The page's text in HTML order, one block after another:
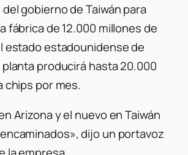
gobierno de Taiwán para
fábrica de 12.000 millones de
estado estadounidense de
planta producirá hasta 20.000
chips por mes.
Arizona y el nuevo en Taiwán
dijo un portavoz